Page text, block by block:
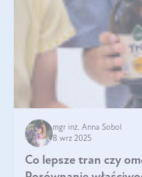
mgr inż. Anna Sobol
8 wrz 2025
Co lepsze tran czy